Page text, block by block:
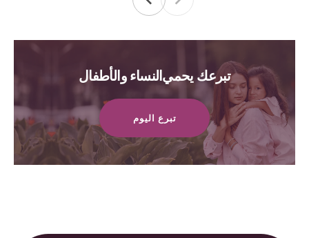
تبرعك يحمي النساء والأطفال
تبرع اليوم